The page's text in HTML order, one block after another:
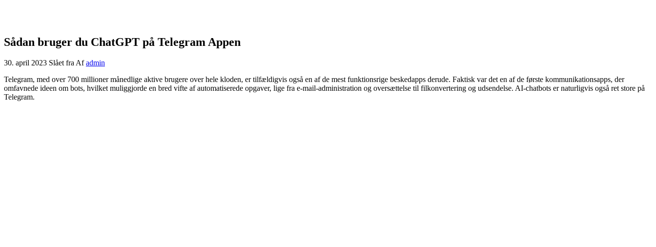
Sådan bruger du ChatGPT på Telegram Appen
30. april 2023 Slået fra Af admin
Telegram, med over 700 millioner månedlige aktive brugere over hele kloden, er tilfældigvis også en af ​​de mest funktionsrige beskedapps derude. Faktisk var det en af ​​de første kommunikationsapps, der
omfavnede ideen om bots, hvilket muliggjorde en bred vifte af automatiserede opgaver, lige fra e-mail-administration og oversættelse til filkonvertering og udsendelse. AI-chatbots er naturligvis også ret store på
Telegram.